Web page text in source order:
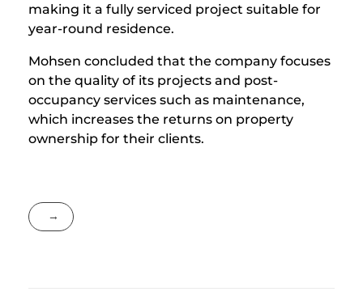
making it a fully serviced project suitable for
year-round residence.
Mohsen concluded that the company focuses
on the quality of its projects and post-
occupancy services such as maintenance,
which increases the returns on property
ownership for their clients.